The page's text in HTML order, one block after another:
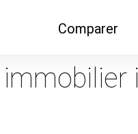
Comparer
Caractéristiques